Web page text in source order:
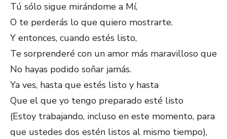
Tú sólo sigue mirándome a Mí,
O te perderás lo que quiero mostrarte.
Y entonces, cuando estés listo,
Te sorprenderé con un amor más maravilloso que
No hayas podido soñar jamás.
Ya ves, hasta que estés listo y hasta
Que el que yo tengo preparado esté listo
(Estoy trabajando, incluso en este momento, para
que ustedes dos estén listos al mismo tiempo),